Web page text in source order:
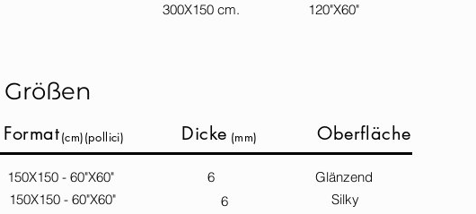
300X150 cm. 120"X60"
Format(cm)(pollici) Dicke (mm) Oberfläche
150X150 - 60"X60" 6 Glänzend
150X150 - 60"X60" Silky
6